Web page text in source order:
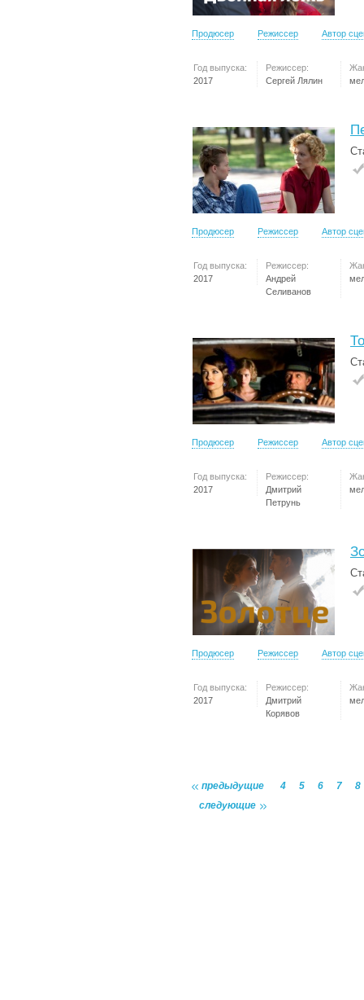
Продюсер Режиссер Автор
Год выпуска:
2017
Режиссер:
Сергей Лялин
Продюсер Режиссер Автор
Год выпуска:
2017
Режиссер:
Андрей
Селиванов
Продюсер Режиссер Автор
Год выпуска:
2017
Режиссер:
Дмитрий
Петрунь
Продюсер Режиссер Автор
Год выпуска:
2017
Режиссер:
Дмитрий
Корявов
предыдущие 4 5 6 7
8
следующие